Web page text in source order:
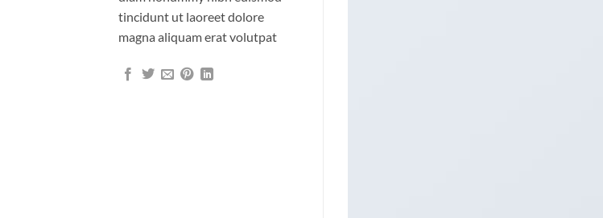
tincidunt ut laoreet dolore
magna aliquam erat volutpat